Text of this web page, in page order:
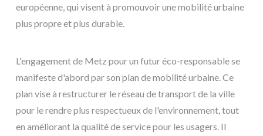
européenne, qui visent à promouvoir une mobilité urbaine
plus propre et plus durable.
L'engagement de Metz pour un futur éco-responsable se
manifeste d'abord par son plan de mobilité urbaine. Ce
plan vise à restructurer le réseau de transport de la ville
pour le rendre plus respectueux de l'environnement, tout
en améliorant la qualité de service pour les usagers. Il